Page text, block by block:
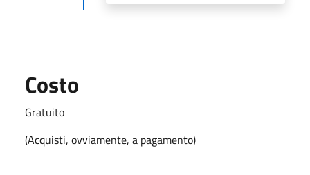
Costo
Gratuito
(Acquisti, ovviamente, a pagamento)